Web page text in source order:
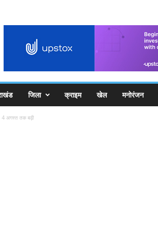
जिला क्राइम खेल मनोरंजन
4 अगस्त तक बढ़ी